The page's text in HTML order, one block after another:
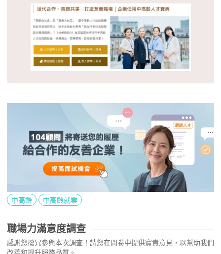
中高齡 中高齡就業
職場力滿意度調查
感謝您撥冗參與本次調查！請您在問卷中提供寶貴意見，以幫助我們
改善和提升服務品質。